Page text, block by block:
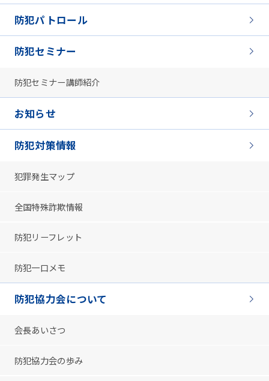
防犯パトロール
防犯セミナー
防犯セミナー講師紹介
お知らせ
防犯対策情報
犯罪発生マップ
全国特殊詐欺情報
防犯リーフレット
防犯一口メモ
防犯協力会について
会長あいさつ
防犯協力会の歩み